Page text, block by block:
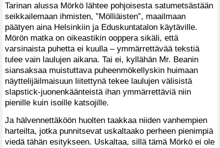
Tarinan alussa Mörkö lähtee pohjoisesta satumetsästään
seikkailemaan ihmisten, ”Mölliäisten”, maailmaan
päätyen aina Helsinkiin ja Eduskuntatalon käytäville.
Mörön matka on oikeastikin ooppera sikäli, että
varsinaista puhetta ei kuulla – ymmärrettävää tekstiä
tulee vain laulujen aikana. Tai ei, kyllähän Mr. Beanin
siansaksaa muistuttava puheenmökellyskin huimaan
näyttelijäilmaisuun liitettynä tekee laulujen välisistä
slapstick-juonenkäänteistä ihan ymmärrettäviä niin
pienille kuin isoille katsojille.
Ja hälvennettäköön huolten taakkaa niiden vanhempien
harteilta, jotka punnitsevat uskaltaako perheen pienimpiä
viedä tähän esitykseen. Uskaltaa, sillä tämä Mörkö ei ole